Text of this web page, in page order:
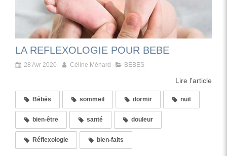
LA REFLEXOLOGIE POUR BEBE
28 Avr 2020 Céline Ménard BEBES
Lire l'article
Bébés sommeil dormir nuit
bien-être santé douleur
Réflexologie bien-faits